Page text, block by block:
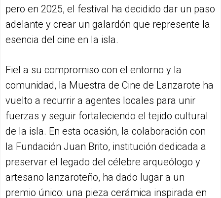
pero en 2025, el festival ha decidido dar un paso
adelante y crear un galardón que represente la
esencia del cine en la isla.
Fiel a su compromiso con el entorno y la
comunidad, la Muestra de Cine de Lanzarote ha
vuelto a recurrir a agentes locales para unir
fuerzas y seguir fortaleciendo el tejido cultural
de la isla. En esta ocasión, la colaboración con
la Fundación Juan Brito, institución dedicada a
preservar el legado del célebre arqueólogo y
artesano lanzaroteño, ha dado lugar a un
premio único: una pieza cerámica inspirada en